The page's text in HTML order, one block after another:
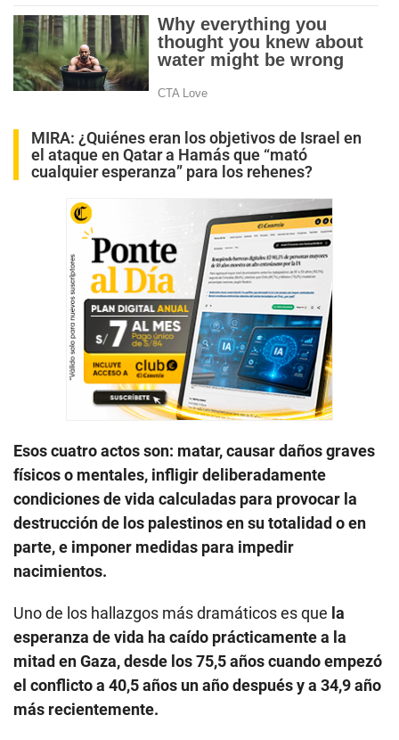
MIRA: ¿Quiénes eran los objetivos de Israel en
el ataque en Qatar a Hamás que “mató
cualquier esperanza” para los rehenes?
Esos cuatro actos son: matar, causar daños graves
físicos o mentales, infligir deliberadamente
condiciones de vida calculadas para provocar la
destrucción de los palestinos en su totalidad o en
parte, e imponer medidas para impedir
nacimientos.
Uno de los hallazgos más dramáticos es que la
esperanza de vida ha caído prácticamente a la
mitad en Gaza, desde los 75,5 años cuando empezó
el conflicto a 40,5 años un año después y a 34,9 año
más recientemente.